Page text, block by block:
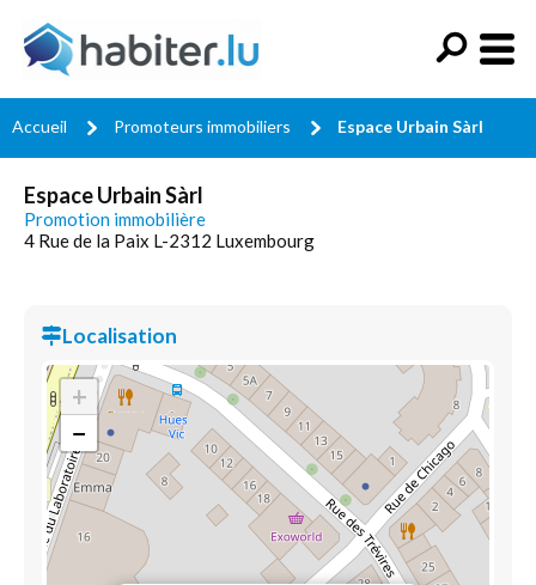
Accueil Promoteurs immobiliers Espace Urbain Sàrl
Espace Urbain Sàrl
Promotion immobilière
4 Rue de la Paix L-2312 Luxembourg
Localisation
+
−